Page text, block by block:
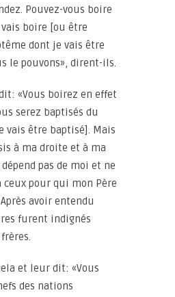
Pouvez-vous boire
boire [ou être
dont je vais être
le pouvons», dirent-ils.
«Vous boirez en effet
serez baptisés du
vais être baptisé]. Mais
à ma droite et à ma
pas de moi et ne
ceux pour qui mon Père
avoir entendu
furent indignés
et leur dit: «Vous
des nations